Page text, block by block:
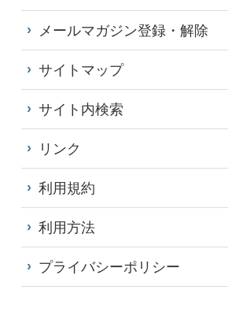
メールマガジン登録・解除
サイトマップ
サイト内検索
リンク
利用規約
利用方法
プライバシーポリシー